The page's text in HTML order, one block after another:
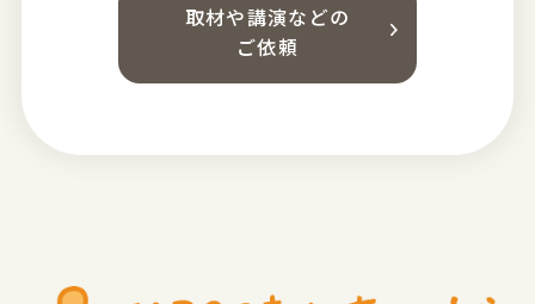
取材や講演などの
ご依頼